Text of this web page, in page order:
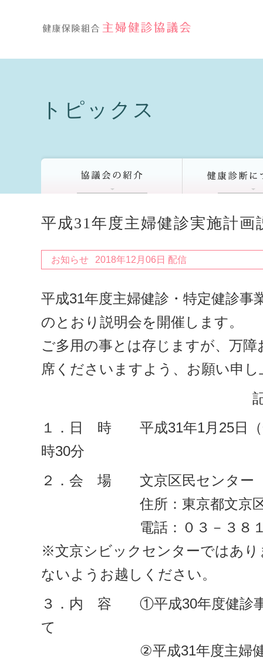
トピックス
平成31年度主婦健診実施計
お知らせ 2018年12月06日 配信
平成31年度主婦健診・特定健診事
のとおり説明会を開催します。
ご多用の事とは存じますが、万
席くださいますよう、お願い申
１．日 時 平成31年1月25日（
時30分
２．会 場 文京区民センター
住所：東京都文京区本
電話：０３－３８１４
※文京シビックセンターではあ
ないようお越しください。
３．内 容 ①平成30年度健診事
て
②平成31年度主婦健診・